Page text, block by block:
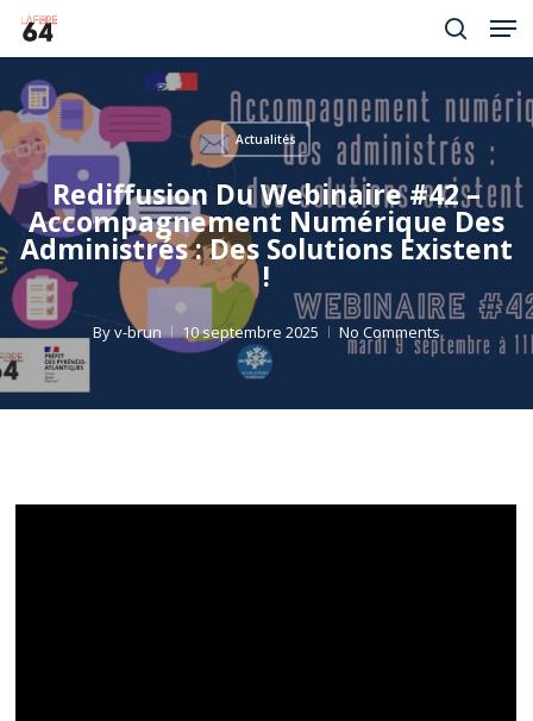
Skip
to
main
content
search
Actualités
Rediffusion Du Webinaire #42 –
Accompagnement Numérique Des
Administrés : Des Solutions Existent
!
Byv-brun 10 septembre 2025 No Comments
Menu